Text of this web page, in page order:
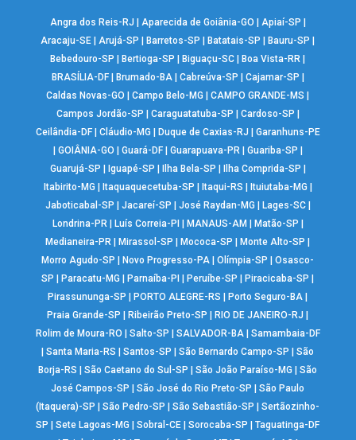
Angra dos Reis-RJ Aparecida de Goiânia-GO Apiaí-SP
Aracaju-SE |Arujá-SP Barretos-SP Batatais-SP Bauru-SP
Bebedouro-SP
Bertioga-SP Biguaçu-SC Boa Vista-RR
BRASÍLIA-DF| Brumado-BA| Cabreúva-SP Cajamar-SP
Caldas Novas-GO
|Campo Belo-MG |CAMPO GRANDE-MS
Campos Jordão-SP
Caraguatatuba-SP Cardoso-SP
Ceilândia-DF| Cláudio-MG Duque de Caxias-RJ
Garanhuns-PE
GOIÂNIA-GO Guará-DF| Guarapuava-PR| Guariba-SP
Guarujá-SP
Iguapé-SP Ilha Bela-SP Ilha Comprida-SP
Itabirito-MG
Itaquaquecetuba-SP Itaqui-RS Ituiutaba-MG
Jaboticabal-SP
Jacareí-SP José Raydan-MG Lages-SC|
Londrina-PR| Luís Correia-PI MANAUS-AM Matão-SP
Medianeira-PR
Mirassol-SP Mococa-SP Monte Alto-SP
Morro Agudo-SP
Novo Progresso-PA |Olímpia-SP |Osasco-
SP
Paracatu-MG Parnaíba-PI Peruíbe-SP Piracicaba-SP
Pirassununga-SP
PORTO ALEGRE-RS Porto Seguro-BA
Praia Grande-SP
Ribeirão Preto-SP RIO DE JANEIRO-RJ
Rolim de Moura-RO
Salto-SP SALVADOR-BA| Samambaia-DF
|Santa Maria-RS |Santos-SP |São Bernardo Campo-SP |São
Borja-RS
|São Caetano do Sul-SP |São João Paraíso-MG |São
José Campos-SP
|São José do Rio Preto-SP |São Paulo
(Itaquera)-SP
|São Pedro-SP |São Sebastião-SP |Sertãozinho-
SP
|Sete Lagoas-MG |Sobral-CE |Sorocaba-SP |Taguatinga-DF